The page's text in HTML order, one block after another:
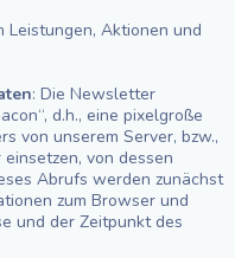
Leistungen, Aktionen und
: Die Newsletter
d.h., eine pixelgroße
von unserem Server, bzw.,
von dessen
Abrufs werden zunächst
zum Browser und
und der Zeitpunkt des